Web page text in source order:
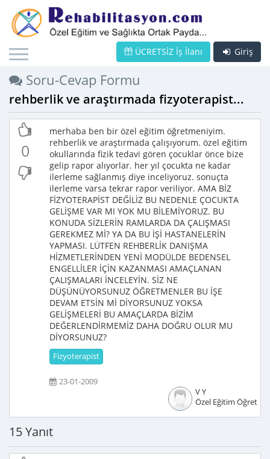
Giriş
ÜCRETSİZ İş İlanı
Soru-Cevap Formu
rehberlik ve araştırmada fizyoterapist...
0
merhaba ben bir özel eğitim öğretmeniyim.
rehberlik ve araştırmada çalışıyorum. özel eğitim
okullarında fizik tedavi gören çocuklar önce bize
gelip rapor alıyorlar. her yıl çocukta ne kadar
ilerleme sağlanmış diye inceliyoruz. sonuçta
ilerleme varsa tekrar rapor veriliyor. AMA BİZ
FİZYOTERAPİST DEĞİLİZ BU NEDENLE ÇOCUKTA
GELİŞME VAR MI YOK MU BİLEMİYORUZ. BU
KONUDA SİZLERİN RAMLARDA DA ÇALIŞMASI
GEREKMEZ Mİ? YA DA BU İŞİ HASTANELERİN
YAPMASI. LÜTFEN REHBERLİK DANIŞMA
HİZMETLERİNDEN YENİ MODÜLDE BEDENSEL
ENGELLİLER İÇİN KAZANMASI AMAÇLANAN
ÇALIŞMALARI İNCELEYİN. SİZ NE
DÜŞÜNÜYORSUNUZ ÖĞRETMENLER BU İŞE
DEVAM ETSİN Mİ DİYORSUNUZ YOKSA
GELİŞMELERİ BU AMAÇLARDA BİZİM
DEĞERLENDİRMEMİZ DAHA DOĞRU OLUR MU
DİYORSUNUZ?
Fizyoterapist
23-01-2009
V Y
Özel Eğitim
15 Yanıt